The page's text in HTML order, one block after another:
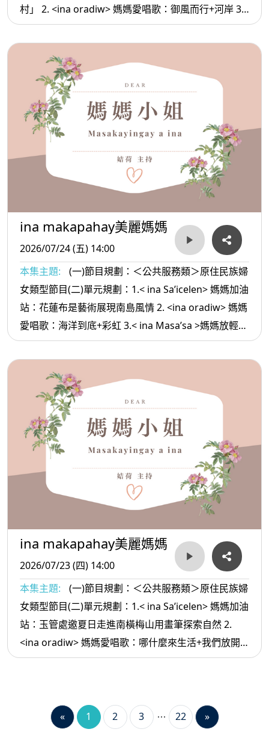
村」 2. <ina oradiw> 媽媽愛唱歌：御風而行+河岸 3.<
ina Masa’sa >媽媽放輕鬆:好運的人
ina makapahay美麗媽媽
2026/07/24 (五) 14:00
本集主題:
(一)節目規劃：＜公共服務類＞原住民族婦
女類型節目(二)單元規劃：1.< ina Sa’icelen> 媽媽加油
站：花蓮布是藝術展現南島風情 2. <ina oradiw> 媽媽
愛唱歌：海洋到底+彩虹 3.< ina Masa’sa >媽媽放輕
鬆:真正強大的人
ina makapahay美麗媽媽
2026/07/23 (四) 14:00
本集主題:
(一)節目規劃：＜公共服務類＞原住民族婦
女類型節目(二)單元規劃：1.< ina Sa’icelen> 媽媽加油
站：玉管處邀夏日走進南橫梅山用畫筆探索自然 2.
<ina oradiw> 媽媽愛唱歌：哪什麼來生活+我們放開
懷 3.< ina Masa’sa >媽媽放輕鬆:如何讓 自己幾年內可
« 1 2 3 22 »